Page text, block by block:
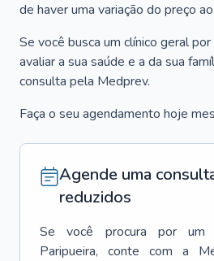
de haver uma variação do preço
Se você busca um clínico geral
avaliar a sua saúde e a da sua
consulta pela Medprev.
Faça o seu agendamento hoje
Agende uma
reduzidos
Se você procura por um
Paripueira, conte com a